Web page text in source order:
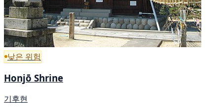
낮은 위험
Honjō Shrine
기후현